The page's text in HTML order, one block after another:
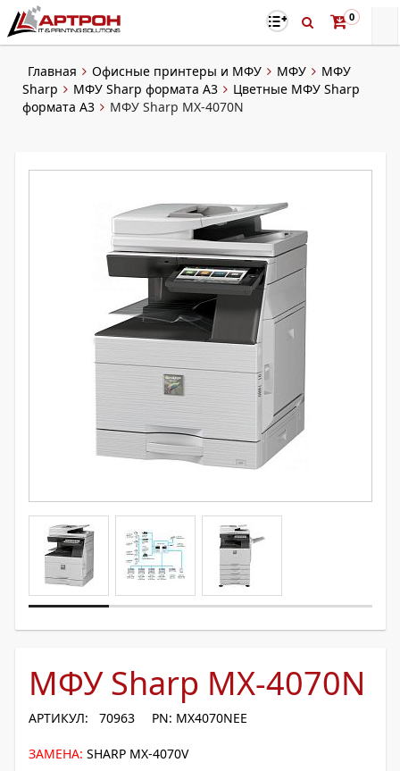
0
Главная Офисные принтеры и МФУ МФУ
МФУ
Sharp
МФУ Sharp формата A3
Цветные МФУ Sharp
формата A3
МФУ Sharp MX-4070N
МФУ Sharp MX-4070N
АРТИКУЛ: 70963 PN: MX4070NEE
ЗАМЕНА: SHARP MX-4070V